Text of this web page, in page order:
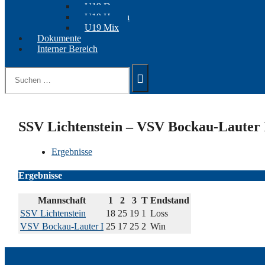
U19 Damen
U19 Herren
U19 Mix
Dokumente
Interner Bereich
Suchen
nach:
SSV Lichtenstein – VSV Bockau-Lauter
Ergebnisse
Ergebnisse
Mannschaft 1 2 3 T Endstand
SSV Lichtenstein
18 25 19 1 Loss
VSV Bockau-Lauter I 25 17 25 2 Win